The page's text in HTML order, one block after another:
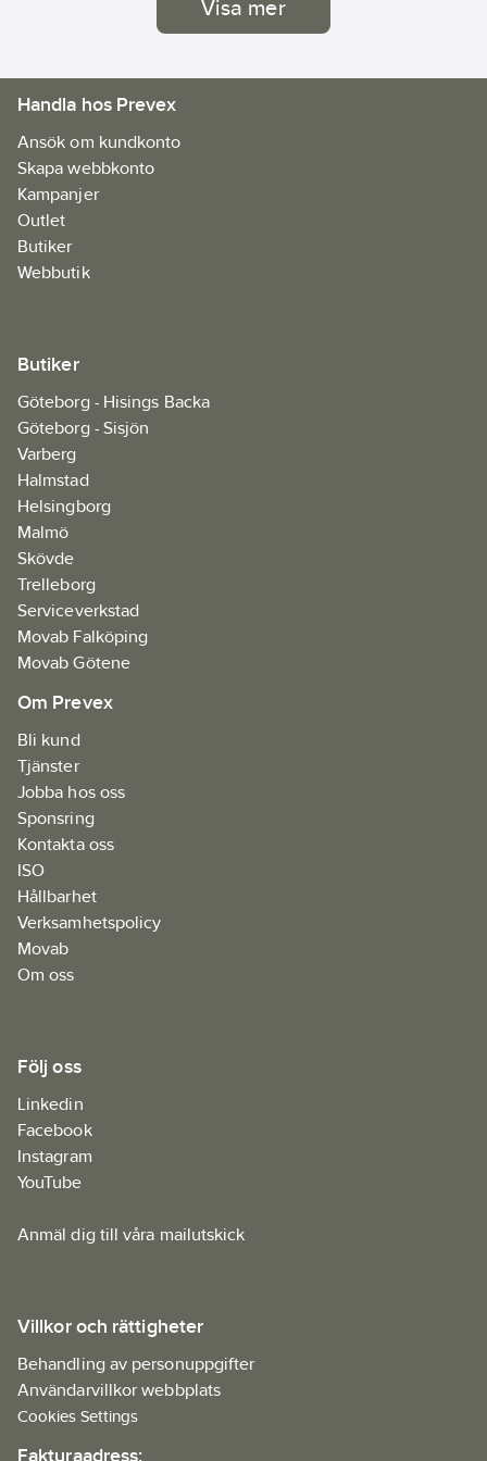
får du en
Visa mer
Handla hos Prevex
Ansök om kundkonto
Skapa webbkonto
Kampanjer
Outlet
Butiker
Webbutik
Butiker
Göteborg - Hisings Backa
Göteborg - Sisjön
Varberg
Halmstad
Helsingborg
Malmö
Skövde
Trelleborg
Serviceverkstad
Movab Falköping
Movab Götene
Om Prevex
Bli kund
Tjänster
Jobba hos oss
Sponsring
Kontakta oss
ISO
Hållbarhet
Verksamhetspolicy
Movab
Om oss
Följ oss
Linkedin
Facebook
Instagram
YouTube
Anmäl dig till våra mailutskick
Villkor och rättigheter
Behandling av personuppgifter
Användarvillkor webbplats
Cookies Settings
Fakturaadress: